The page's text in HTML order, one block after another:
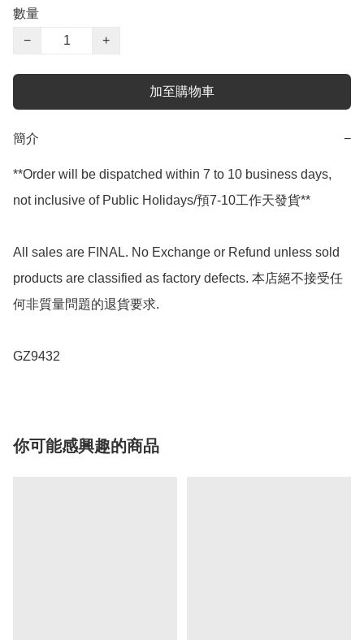
數量
−
+
加至購物車
簡介 −
**Order will be dispatched within 7 to 10 business days,
not inclusive of Public Holidays/預7-10工作天發貨**
All sales are FINAL. No Exchange or Refund unless sold
products are classified as factory defects. 本店絕不接受任
何非質量問題的退貨要求.
GZ9432
你可能感興趣的商品